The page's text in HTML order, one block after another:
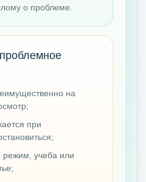
о проблеме.
на
при
режим, учеба или